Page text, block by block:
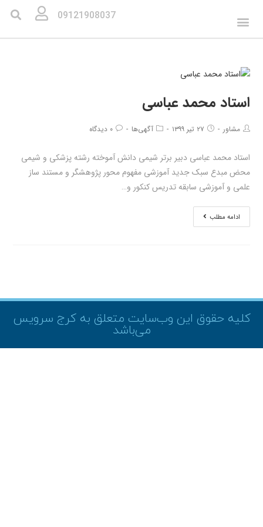
09121908037
استاد محمد عباسی
مشاور ۲۷ تیر ۱۳۹۹ آگهی‌ها ۰ دیدگاه
استاد محمد عباسی دبیر برتر شیمی دانش آموخته رشته پزشکی و شیمی
محض مبدع سبک جدید آموزشی مفهوم محور پژوهشگر و مستند ساز
علمی و آموزشی سابقه تدریس کنکور و…
ادامه مطلب
کلیه حقوق این وب‌سایت متعلق به کرج سرویس
می‌باشد